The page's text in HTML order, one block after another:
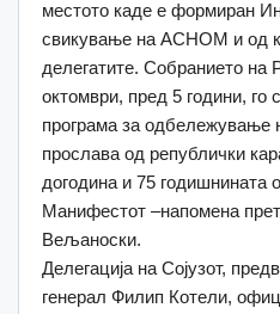
местото каде е формиран
свикување на АСНОМ и од
делегатите. Собранието
октомври, пред 5 години, го
програма за одбележување
прослава од републички
догодина и 75 годишнината
Манифестот –напомена
Вељаноски.
Делегација на Сојузот,
генерал Филип Котели,